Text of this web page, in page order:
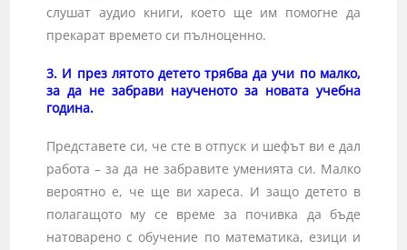
слушат аудио книги, което ще им помогне да
прекарат времето си пълноценно.
3. И през лятото детето трябва да учи по малко,
за да не забрави наученото за новата учебна
година.
Представете си, че сте в отпуск и шефът ви е дал
работа – за да не забравите уменията си. Малко
вероятно е, че ще ви хареса. И защо детето в
полагащото му се време за почивка да бъде
натоварено с обучение по математика, езици и